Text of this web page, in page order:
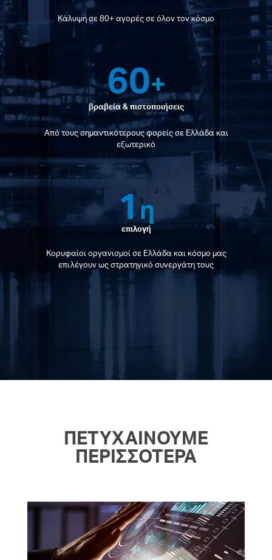
Κάλυψη σε 80+ αγορές σε όλον τον κόσμο
60+
βραβεία & πιστοποιήσεις
Από τους σημαντικότερους φορείς σε Ελλάδα και
εξωτερικό
1η
επιλογή
Κορυφαίοι οργανισμοί σε Ελλάδα και κόσμο μας
επιλέγουν ως στρατηγικό συνεργάτη τους
ΠΕΤΥΧΑΙΝΟΥΜΕ
ΠΕΡΙΣΣΟΤΕΡΑ